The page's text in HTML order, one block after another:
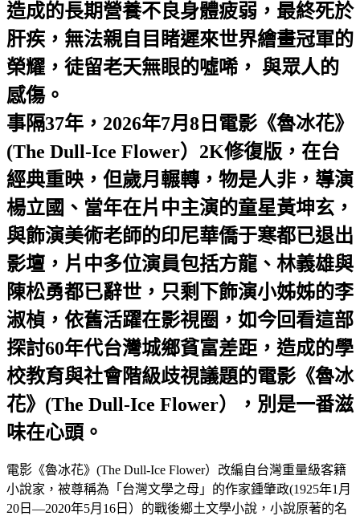
造成的長期營養不良身體疲弱，最終死於
肝疾，無法親自目睹遲來世界繪畫冠軍的
榮耀，徒留老天無眼的噓唏， 與眾人的
感傷。
事隔37年，2026年7月8日電影《魯冰花》
(The Dull-Ice Flower）2K修復版，在台
經典重映，但歲月輾轉，物是人非，導演
楊立國、當年在片中主演的童星黃坤玄，
與飾演美術老師的印尼華僑于寒都已退出
影壇，片中多位演員包括方龍、林義雄與
陳松勇都已辭世，只剩下飾演小姊姊的李
淑楨，依舊活躍在影視圈，如今回看這部
探討60年代台灣城鄉貧富差距，造成的學
校教育與社會階級歧視議題的電影《魯冰
花》(The Dull-Ice Flower），別是一番滋
味在心頭。
電影《魯冰花》(The Dull-Ice Flower）改編自台灣重量級客籍
小說家，被尊稱為「台灣文學之母」的作家鍾肇政(1925年1月
20日—2020年5月16日）的戰後鄉土文學小說，小說原著的名